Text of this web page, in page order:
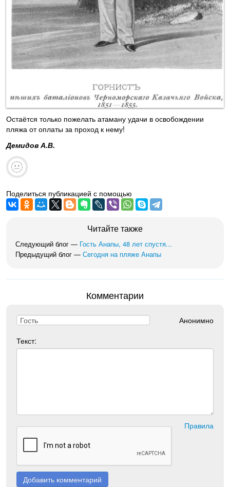
Остаётся только пожелать атаману удачи в освобождении
пляжа от оплаты за проход к нему!
Демидов А.В.
Поделиться публикацией с помощью
Читайте также
Следующий блог — Гость Анапы, 48 лет спустя...
Предыдущий блог — Сегодня на пляже Анапы
Комментарии
Анонимно
Текст:
Правила
Добавить комментарий